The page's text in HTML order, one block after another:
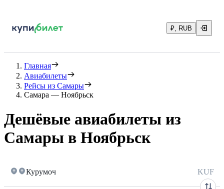
₽, RUB
Главная
Авиабилеты
Рейсы из Самары
Самара — Ноябрьск
Дешёвые авиабилеты из
Самары в Ноябрьск
Курумоч KUF